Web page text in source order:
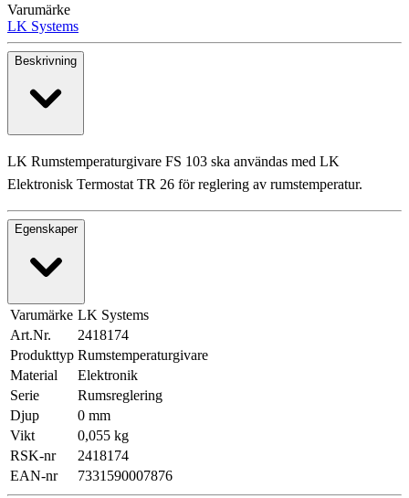
Varumärke
LK Systems
Beskrivning
LK Rumstemperaturgivare FS 103 ska användas med LK
Elektronisk Termostat TR 26 för reglering av rumstemperatur.
Egenskaper
Varumärke LK Systems
Art.Nr.
2418174
Produkttyp Rumstemperaturgivare
Material
Elektronik
Serie
Rumsreglering
Djup
0 mm
Vikt
0,055 kg
RSK-nr
2418174
EAN-nr
7331590007876